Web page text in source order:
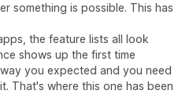
something is possible. This has
the feature lists all look
shows up the first time
you expected and you need
That's where this one has been